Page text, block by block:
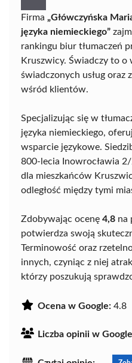
Firma „Główczyńska
języka niemieckiego”
rankingu biur tłumaczeń
Kruszwicy. Świadczy to o
świadczonych usług oraz
wśród klientów.
Specjalizując się w
języka niemieckiego,
wsparcie językowe.
800-lecia Inowrocławia
dla mieszkańców
odległość między tymi
Zdobywając ocenę 4,8 na
potwierdza swoją
Terminowość oraz
innych, czyniąc z niej
którzy poszukują
Ocena w Google: 4.8
Liczba opinii w